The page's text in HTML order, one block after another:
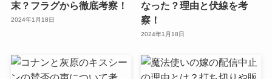
末？フラグから徹底考察！
2024年1月18日
なった？理由と伏線を考
察！
2024年1月18日